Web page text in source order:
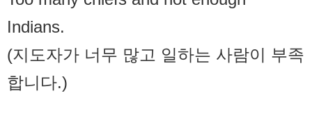
Indians.
(지도자가 너무 많고 일하는 사람이 부족
합니다.)